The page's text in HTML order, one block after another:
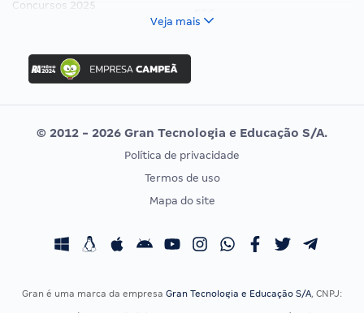
Concursos 2025
Concurso Nacional Unificado
Concurso Ibama
Concurso MPU
Editais publicados
Vunesp
CONCURSOS POR PROFISSÃO
Concursos Fiscais
EXAME DE ORDEM
Calendário OAB
Veja mais
© 2012 - 2026 Gran Tecnologia e Educação S/A.
Política de privacidade
Termos de uso
Mapa do site
Gran é uma marca da empresa Gran Tecnologia e Educação S/A, CNPJ: